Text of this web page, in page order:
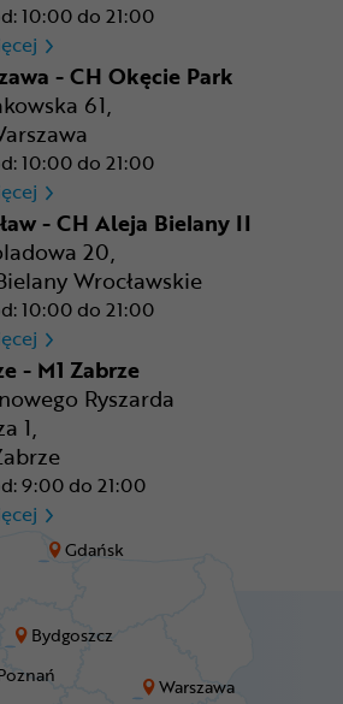
Bydgoszcz
Gdańsk
Warszawa
10:00 do 21:00
CR Rzeszów
- CH Okęcie Park
61,
10:00 do 21:00
CR Warszawa - CH Okęcie
- CH Aleja Bielany II
20,
Wrocławskie
10:00 do 21:00
CR Wrocław - CH Aleja
- M1 Zabrze
Ryszarda
1,
9:00 do 21:00
CR Zabrze - M1 Zabrze